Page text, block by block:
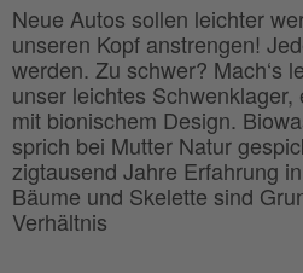
Neue Autos sollen leichter
unseren Kopf anstrengen!
werden. Zu schwer? Mach‘s
unser leichtes
mit bionischem Design.
sprich bei Mutter Natur
zigtausend Jahre Erfahrung
Bäume und Skelette sind
Verhältnis